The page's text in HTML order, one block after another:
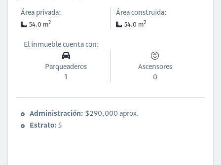
Área privada:
54.0 m2
Área construida:
54.0 m2
El inmueble cuenta con:
Parqueaderos
1
Ascensores
0
Administración: $290,000 aprox.
Estrato: 5